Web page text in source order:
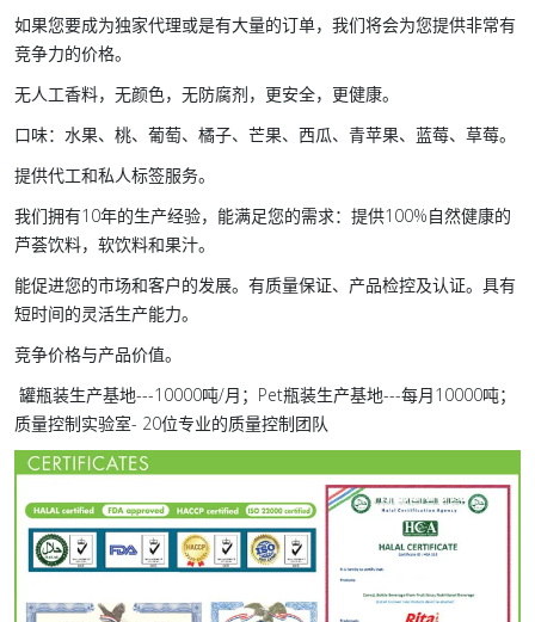
如果您要成为独家代理或是有大量的订单，我们将会为您提供非常有
竞争力的价格。
无人工香料，无颜色，无防腐剂，更安全，更健康。
口味：水果、桃、葡萄、橘子、芒果、西瓜、青苹果、蓝莓、草莓。
提供代工和私人标签服务。
我们拥有10年的生产经验，能满足您的需求：提供100%自然健康的
芦荟饮料，软饮料和果汁。
能促进您的市场和客户的发展。有质量保证、产品检控及认证。具有
短时间的灵活生产能力。
竞争价格与产品价值。
罐瓶装生产基地---10000吨/月；Pet瓶装生产基地---每月10000吨；
质量控制实验室- 20位专业的质量控制团队